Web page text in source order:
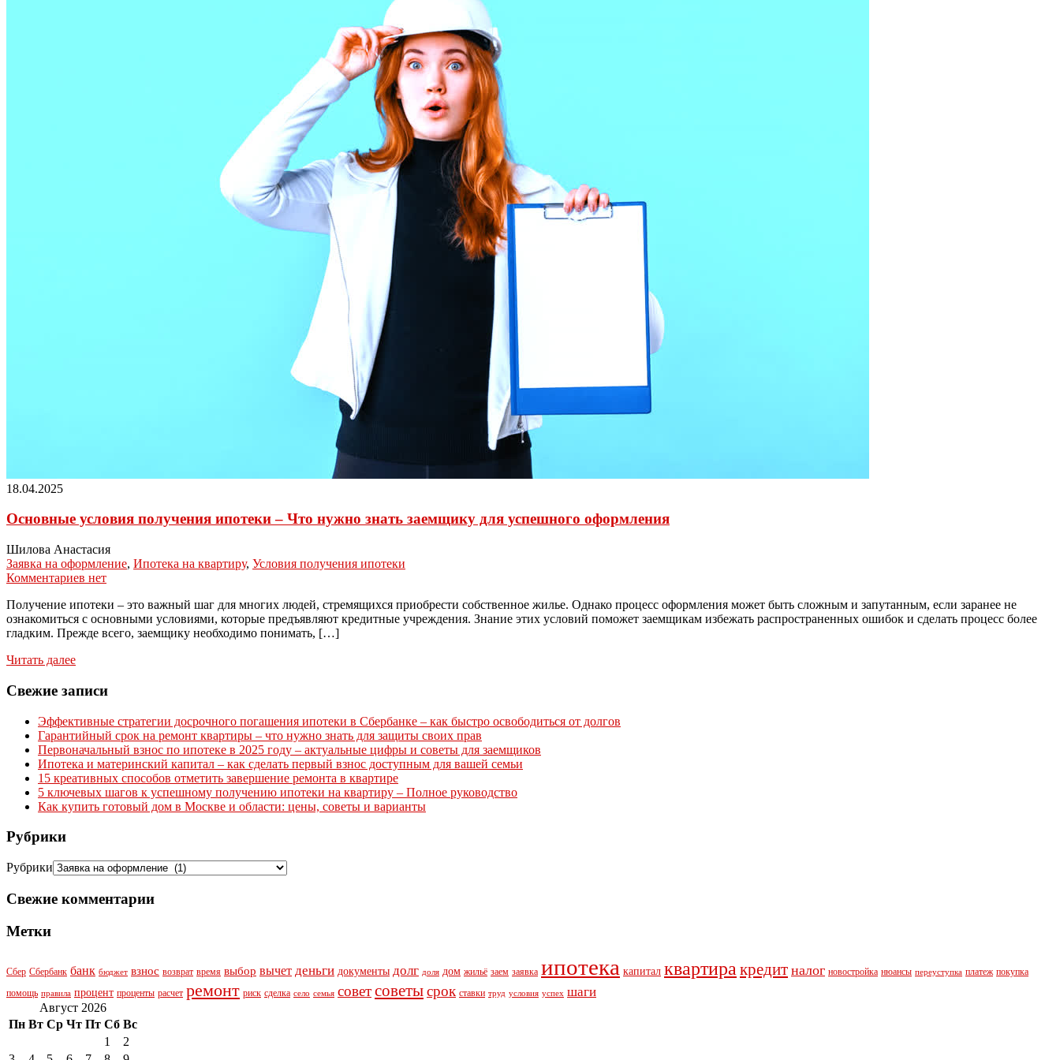
18.04.2025
Основные условия получения ипотеки – Что нужно знать заемщику для успешного оформления
Шилова Анастасия
Заявка на оформление, Ипотека на квартиру, Условия получения ипотеки
Комментариев нет
Получение ипотеки – это важный шаг для многих людей, стремящихся приобрести собственное жилье. Однако процесс оформления может быть сложным и запутанным, если заранее не
ознакомиться с основными условиями, которые предъявляют кредитные учреждения. Знание этих условий поможет заемщикам избежать распространенных ошибок и сделать процесс более
гладким. Прежде всего, заемщику необходимо понимать, […]
Читать далее
Свежие записи
Эффективные стратегии досрочного погашения ипотеки в Сбербанке – как быстро освободиться от долгов
Гарантийный срок на ремонт квартиры – что нужно знать для защиты своих прав
Первоначальный взнос по ипотеке в 2025 году – актуальные цифры и советы для заемщиков
Ипотека и материнский капитал – как сделать первый взнос доступным для вашей семьи
15 креативных способов отметить завершение ремонта в квартире
5 ключевых шагов к успешному получению ипотеки на квартиру – Полное руководство
Как купить готовый дом в Москве и области: цены, советы и варианты
Рубрики
Рубрики
Свежие комментарии
Метки
Сбер Сбербанк банк бюджет взнос возврат время выбор вычет деньги документы долг доля дом жильё заем заявка ипотека капитал квартиракредит налог новостройка нюансы переуступка платеж покупка
помощь правила процент проценты расчет ремонт риск сделка село семья советсоветысрок ставки труд условия успех шаги
Август 2026
Пн Вт Ср Чт Пт Сб Вс
1
2